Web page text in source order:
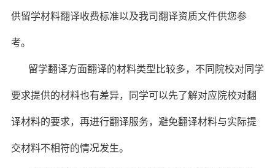
供留学材料翻译收费标准以及我司翻译资质文件供您参
考。
留学翻译方面翻译的材料类型比较多，不同院校对同学
要求提供的材料也有差异，同学可以先了解对应院校对翻
译材料的要求，再进行翻译服务，避免翻译材料与实际提
交材料不相符的情况发生。